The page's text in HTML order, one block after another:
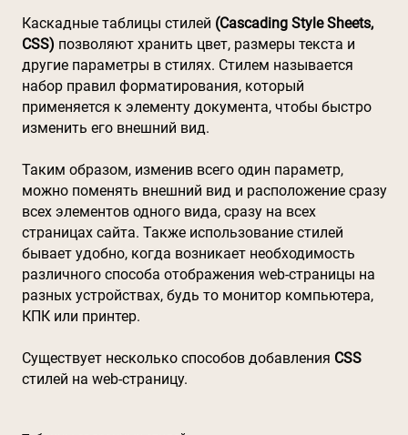
Каскадные таблицы стилей (Cascading Style Sheets,
CSS) позволяют хранить цвет, размеры текста и
другие параметры в стилях. Стилем называется
набор правил форматирования, который
применяется к элементу документа, чтобы быстро
изменить его внешний вид.
Таким образом, изменив всего один параметр,
можно поменять внешний вид и расположение сразу
всех элементов одного вида, сразу на всех
страницах сайта. Также использование стилей
бывает удобно, когда возникает необходимость
различного способа отображения web-страницы на
разных устройствах, будь то монитор компьютера,
КПК или принтер.
Существует несколько способов добавления CSS
стилей на web-страницу.